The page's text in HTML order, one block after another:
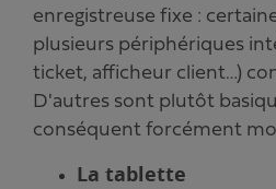
enregistreuse fixe :
plusieurs périphériques
ticket, afficheur client…)
D'autres sont plutôt
conséquent forcément
La tablette